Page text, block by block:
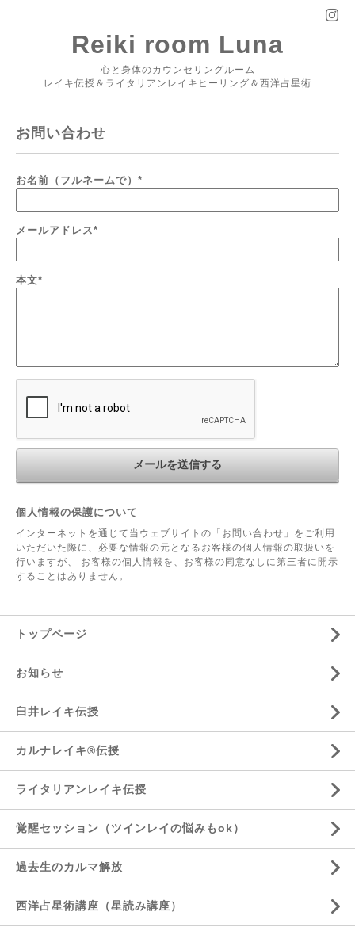
Reiki room Luna
心と身体のカウンセリングルーム
レイキ伝授＆ライタリアンレイキヒーリング＆西洋占星術
お問い合わせ
お名前（フルネームで） *
メールアドレス*
本文*
個人情報の保護について
インターネットを通じて当ウェブサイトの「お問い合わせ」をご利用
いただいた際に、必要な情報の元となるお客様の個人情報の取扱いを
行いますが、 お客様の個人情報を、お客様の同意なしに第三者に開示
することはありません。
トップページ
お知らせ
臼井レイキ伝授
カルナレイキ®伝授
ライタリアンレイキ伝授
覚醒セッション（ツインレイの悩みもok）
過去生のカルマ解放
西洋占星術講座（星読み講座）